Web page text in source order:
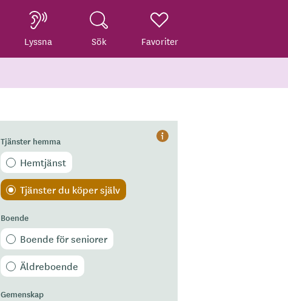
Lyssna Sök Favoriter
Hjälp
Tjänster hemma
Hemtjänst
Tjänster du köper själv
Boende
Boende för seniorer
Äldreboende
Gemenskap